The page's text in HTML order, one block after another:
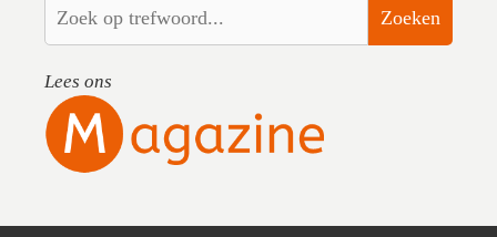
Zoeken
Lees ons